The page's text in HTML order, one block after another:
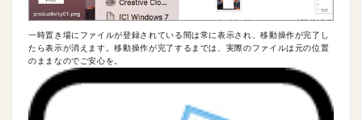
一時置き場にファイルが登録されている間は常に表示され、移動操作が完了し
たら表示が消えます。移動操作が完了するまでは、実際のファイルは元の位置
のままなのでご安心を。